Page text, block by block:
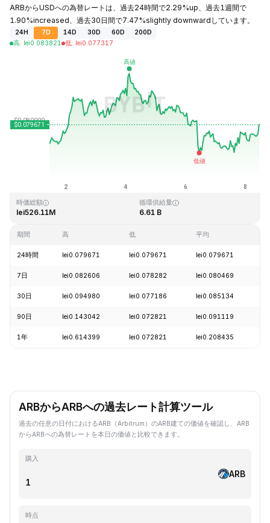
ARBからUSDへの為替レートは、過去24時間で2.29%up、過去1週間で
1.90%increased、過去30日間で7.47%slightly downwardしています。
24H 7D 14D 30D 60D
200D
高: lei0.083821 低: lei0.077317
時価総額
lei526.11M
循環供給量
6.61 B
期間 高 低 平均
24時間 lei0.079671 lei0.079671 lei0.079671
7日 lei0.082606 lei0.078282 lei0.080469
30日 lei0.094980 lei0.077186 lei0.085134
90日 lei0.143042 lei0.072821 lei0.091119
1年 lei0.614399 lei0.072821 lei0.208435
ARBからARBへの過去レート計算ツール
過去の任意の日付におけるARB（Arbitrum）のARB建ての価値を確認し、ARB
からARBへの為替レートを本日の価値と比較できます。
購入
ARB
時点